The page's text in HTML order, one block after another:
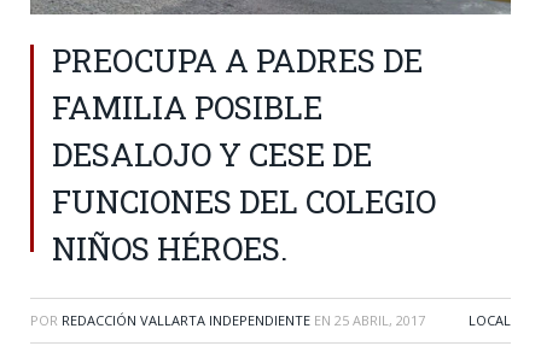
PREOCUPA A PADRES DE
FAMILIA POSIBLE
DESALOJO Y CESE DE
FUNCIONES DEL COLEGIO
NIÑOS HÉROES.
POR REDACCIÓN VALLARTA INDEPENDIENTE EN 25 ABRIL, 2017 LOCAL